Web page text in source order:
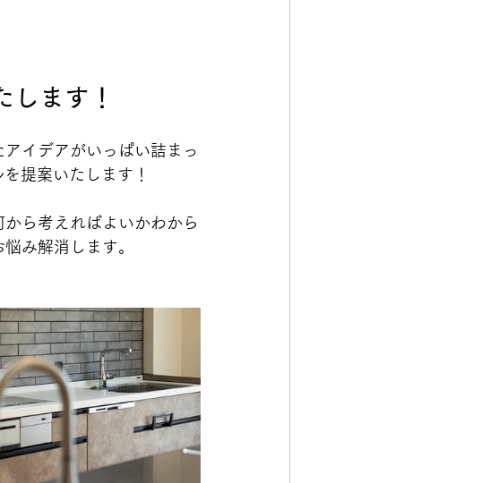
ます！
イデアがいっぱい詰まっ
提案いたします！
ら考えればよいかわから
み解消します。